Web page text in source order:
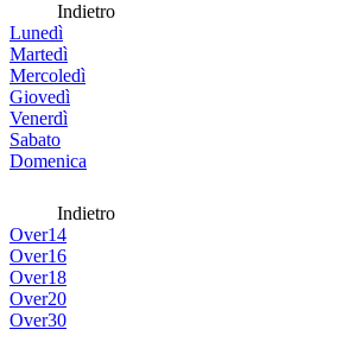
Indietro
Lunedì
Martedì
Mercoledì
Giovedì
Venerdì
Sabato
Domenica
Indietro
Over14
Over16
Over18
Over20
Over30